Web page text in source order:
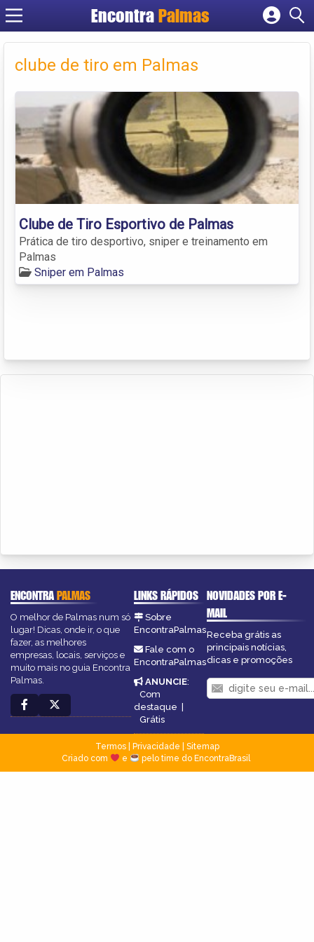
Encontra Palmas
Cadastrar empresa
Criar conta
clube de tiro em Palmas
Clube de Tiro Esportivo de Palmas
Prática de tiro desportivo, sniper e treinamento em
Palmas
Sniper em Palmas
ENCONTRAPALMAS
O melhor de Palmas num só
lugar! Dicas, onde ir, o que
fazer, as melhores
empresas, locais, serviços e
muito mais no guia Encontra
Palmas.
LINKS RÁPIDOS
Sobre
EncontraPalmas
Fale com o
EncontraPalmas
ANUNCIE:
Com
destaque |
Grátis
NOVIDADES POR E-
MAIL
Receba grátis as
principais notícias,
dicas e promoções
Termos| Privacidade
Sitemap
Criado com
e pelo time do EncontraBrasil